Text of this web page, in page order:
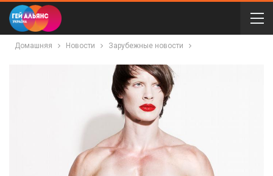
Домашняя Новости Зарубежные новости